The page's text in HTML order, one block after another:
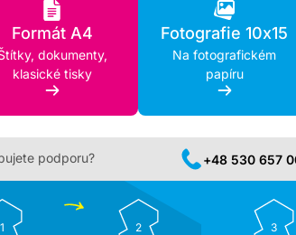
Formát A4
dokumenty,
klasické tisky
Fotografie 10x15
Na fotografickém
papíru
podporu? +48 530 657
1 2 3